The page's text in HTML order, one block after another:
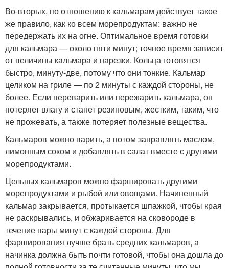
Во-вторых, по отношению к кальмарам действует такое
же правило, как ко всем морепродуктам: важно не
передержать их на огне. Оптимальное время готовки
для кальмара — около пяти минут; точное время зависит
от величины кальмара и нарезки. Кольца готовятся
быстро, минуту-две, потому что они тонкие. Кальмар
целиком на гриле — по 2 минуты с каждой стороны, не
более. Если переварить или пережарить кальмара, он
потеряет влагу и станет резиновым, жестким, таким, что
не прожевать, а также потеряет полезные вещества.
Кальмаров можно варить, а потом заправлять маслом,
лимонным соком и добавлять в салат вместе с другими
морепродуктами.
Цельных кальмаров можно фаршировать другими
морепродуктами и рыбой или овощами. Начиненный
кальмар закрывается, протыкается шпажкой, чтобы края
не раскрывались, и обжаривается на сковороде в
течение пары минут с каждой стороны. Для
фарширования лучше брать средних кальмаров, а
начинка должна быть почти готовой, чтобы она дошла до